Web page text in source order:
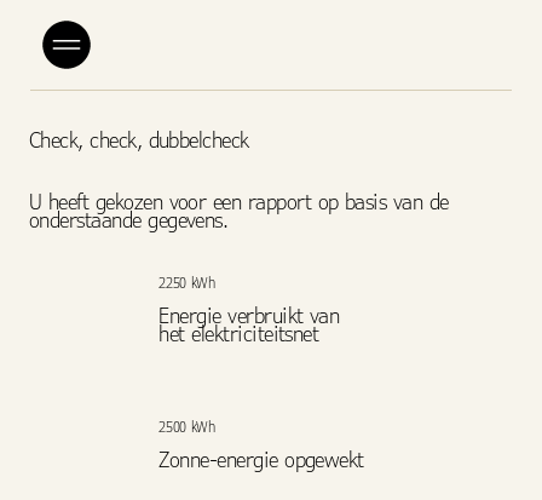
Check, check, dubbelcheck
U heeft gekozen voor een rapport op basis van de
onderstaande gegevens.
2250 kWh
Energie verbruikt van
het elektriciteitsnet
2500 kWh
Zonne-energie opgewekt